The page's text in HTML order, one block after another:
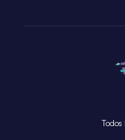
Todos